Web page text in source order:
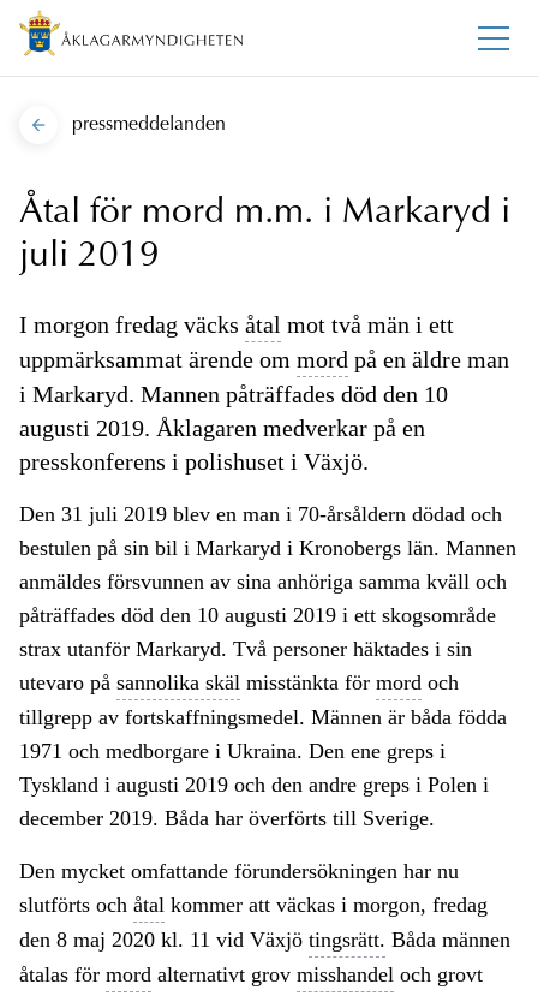
pressmeddelanden
Åtal för mord m.m. i Markaryd i
juli 2019
I morgon fredag väcks åtal mot två män i ett
uppmärksammat ärende om mord på en äldre man
i Markaryd. Mannen påträffades död den 10
augusti 2019. Åklagaren medverkar på en
presskonferens i polishuset i Växjö.
Den 31 juli 2019 blev en man i 70-årsåldern dödad och
bestulen på sin bil i Markaryd i Kronobergs län. Mannen
anmäldes försvunnen av sina anhöriga samma kväll och
påträffades död den 10 augusti 2019 i ett skogsområde
strax utanför Markaryd. Två personer häktades i sin
utevaro på sannolika skäl misstänkta för mord och
tillgrepp av fortskaffningsmedel. Männen är båda födda
1971 och medborgare i Ukraina. Den ene greps i
Tyskland i augusti 2019 och den andre greps i Polen i
december 2019. Båda har överförts till Sverige.
Den mycket omfattande förundersökningen har nu
slutförts och åtal kommer att väckas i morgon, fredag
den 8 maj 2020 kl. 11 vid Växjö tingsrätt. Båda männen
åtalas för mord alternativt grov misshandel och grovt